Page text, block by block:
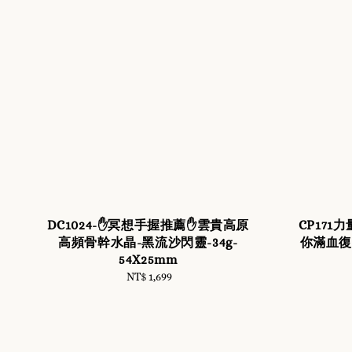
DC1024-✋冥想手握推薦✋雲貴高原
高頻骨幹水晶-黑流沙閃靈-34g-
54X25mm
Regular
NT$ 1,699
CP171
你滿血